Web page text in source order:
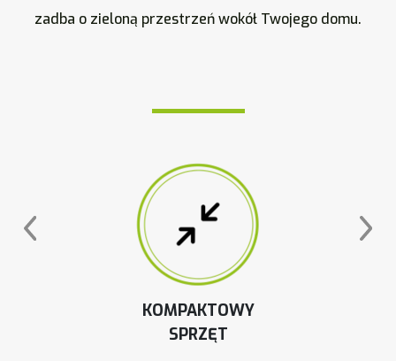
zadba o zieloną przestrzeń wokół Twojego domu.
KOMPAKTOWY
SPRZĘT